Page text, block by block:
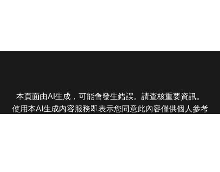
本頁面由AI生成，可能會發生錯誤。請查核重要資訊。
使用本AI生成內容服務即表示您同意此內容僅供個人參考